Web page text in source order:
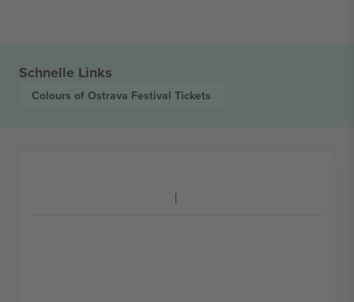
Schnelle Links
Colours of Ostrava Festival Tickets